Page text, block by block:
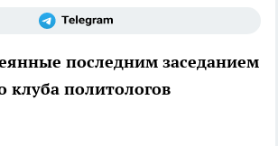
последним заседанием
клуба политологов